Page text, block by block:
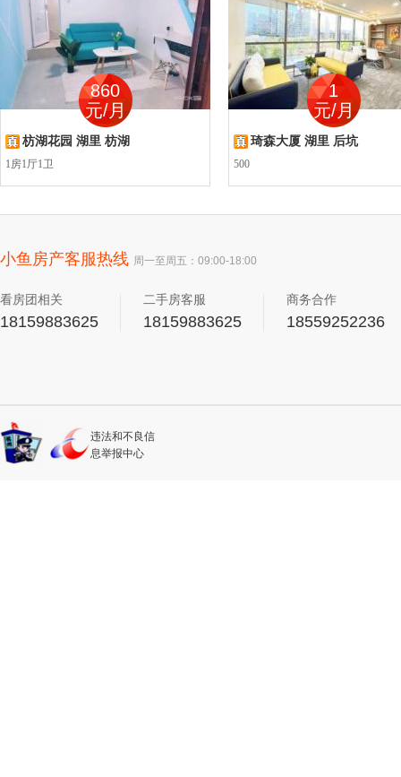
860
元/月
枋湖花园 湖里 枋湖
1房1厅1卫
1
元/月
琦森大厦 湖里 后坑
500
小鱼房产客服热线 周一至周五：09:00-18:00
看房团相关
18159883625
二手房客服
18159883625
商务合作
18559252236
违法和不良信
息举报中心